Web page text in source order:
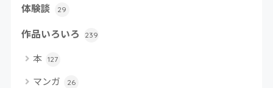
体験談 29
作品いろいろ 239
本 127
マンガ 26